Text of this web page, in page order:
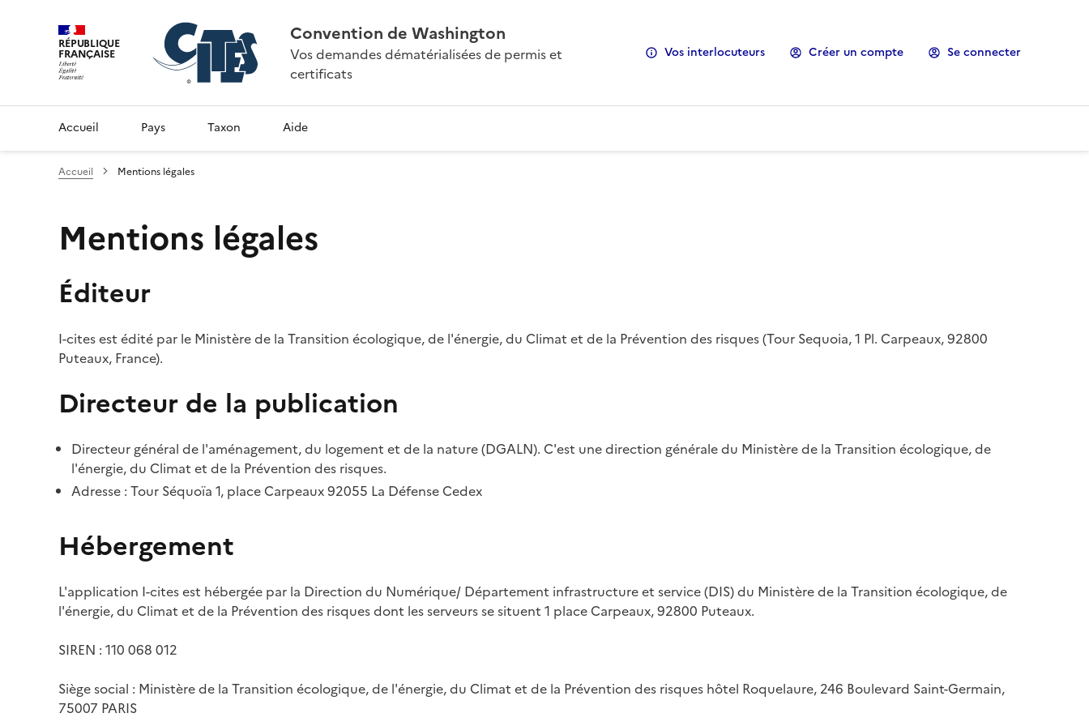
RÉPUBLIQUE
FRANÇAISE
Convention de Washington
Vos demandes dématérialisées de permis et
certificats
Vos interlocuteurs Créer un compte Se connecter
Accueil Pays Taxon Aide
Accueil Mentions légales
Mentions légales
Éditeur
I-cites est édité par le Ministère de la Transition écologique, de l'énergie, du Climat et de la Prévention des risques (Tour Sequoia, 1 Pl. Carpeaux, 92800
Puteaux, France).
Directeur de la publication
Directeur général de l'aménagement, du logement et de la nature (DGALN). C'est une direction générale du Ministère de la Transition écologique, de
l'énergie, du Climat et de la Prévention des risques.
Adresse : Tour Séquoïa 1, place Carpeaux 92055 La Défense Cedex
Hébergement
L'application I-cites est hébergée par la Direction du Numérique/ Département infrastructure et service (DIS) du Ministère de la Transition écologique, de
l'énergie, du Climat et de la Prévention des risques dont les serveurs se situent 1 place Carpeaux, 92800 Puteaux.
SIREN : 110 068 012
Siège social : Ministère de la Transition écologique, de l'énergie, du Climat et de la Prévention des risques hôtel Roquelaure, 246 Boulevard Saint-Germain,
75007 PARIS